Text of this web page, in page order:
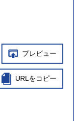
プレビュー
URLをコピー